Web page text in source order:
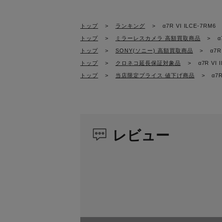
表現の可能性を広げる高精細
新開発のイメージセンサーと画像処理エン
す。また、新たに搭載したデュアルゲイン
低減。なめらかな階調で、編集時の自由度
さまざまなプロフェッショナルの声を反映
ーは、α7R V比約3倍の明るさ＊、DCI-P3
さらに、イルミネーション付き背面操作ボ
静止画記録
画像ファイ
ARW 6.0フ
記録画素数
(17 M) 、
検出方式：
測距点数：
(動画)、縦横
トップ > ランキング > α7R VI ILCE-7RM6
トップ > ミラーレスカメラ 高額買取商品 >
トップ > SONY(ソニー) 高額買取商品 >
トップ > クロネコ延長保証対象品 > α7R VI
トップ > 当店限定プライス 値下げ商品 >
レビュー